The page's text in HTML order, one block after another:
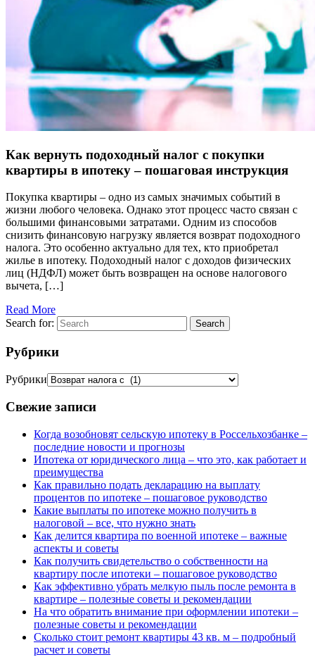
Как вернуть подоходный налог с покупки
квартиры в ипотеку – пошаговая инструкция
Покупка квартиры – одно из самых значимых событий в
жизни любого человека. Однако этот процесс часто связан с
большими финансовыми затратами. Одним из способов
снизить финансовую нагрузку является возврат подоходного
налога. Это особенно актуально для тех, кто приобретал
жилье в ипотеку. Подоходный налог с доходов физических
лиц (НДФЛ) может быть возвращен на основе налогового
вычета, […]
Read More
Search for:
Search
Рубрики
Рубрики
Свежие записи
Когда возобновят сельскую ипотеку в Россельхозбанке –
последние новости и прогнозы
Ипотека от юридического лица – что это, как работает и
преимущества
Как правильно подать декларацию на выплату
процентов по ипотеке – пошаговое руководство
Какие выплаты по ипотеке можно получить в
налоговой – все, что нужно знать
Как делится квартира по военной ипотеке – важные
аспекты и советы
Как получить свидетельство о собственности на
квартиру после ипотеки – пошаговое руководство
Как эффективно убрать мелкую пыль после ремонта в
квартире – полезные советы и рекомендации
На что обратить внимание при оформлении ипотеки –
полезные советы и рекомендации
Сколько стоит ремонт квартиры 43 кв. м – подробный
расчет и советы